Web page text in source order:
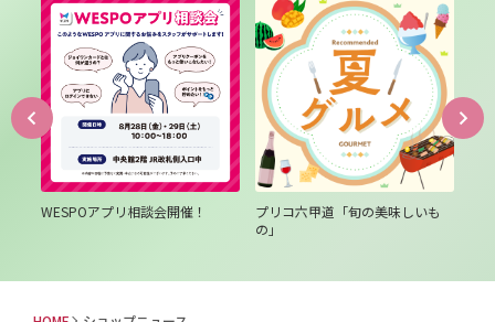
WESPOアプリ相談会開催！
プリコ六甲道「旬の美味しいも
の」